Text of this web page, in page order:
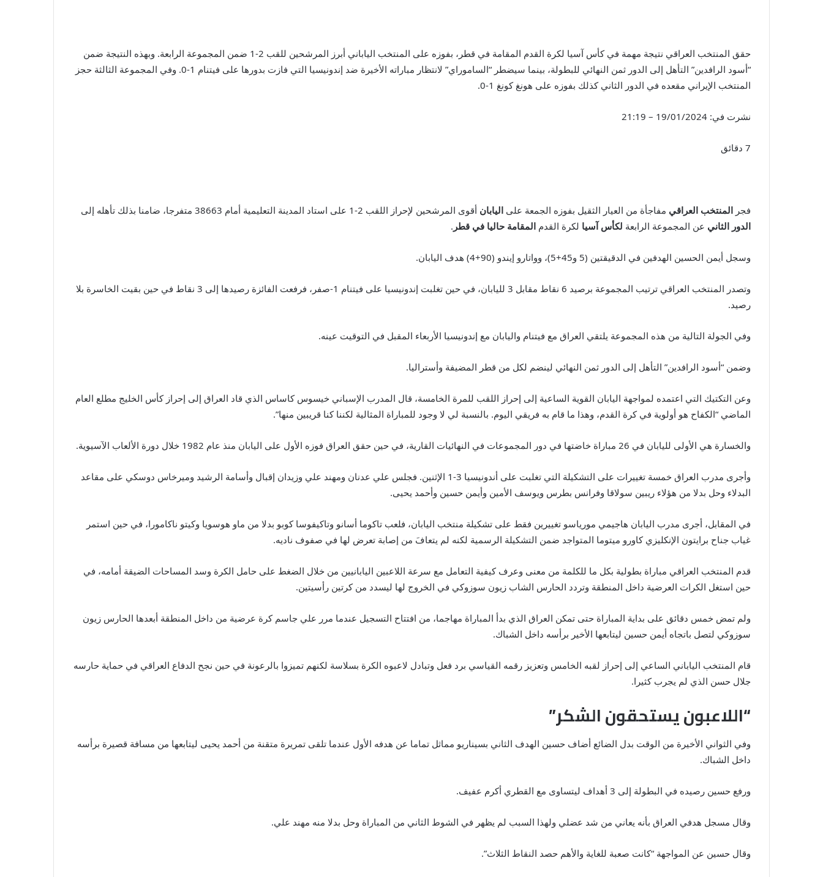
حقق المنتخب العراقي نتيجة مهمة في كأس آسيا لكرة القدم المقامة في قطر، بفوزه على المنتخب الياباني أبرز المرشحين للقب 2-1 ضمن المجموعة الرابعة. وبهذه النتيجة ضمن
“أسود الرافدين” التأهل إلى الدور ثمن النهائي للبطولة، بينما سيضطر “الساموراي” لانتظار مباراته الأخيرة ضد إندونيسيا التي فازت بدورها على فيتنام 1-0. وفي المجموعة الثالثة حجز
المنتخب الإيراني مقعده في الدور الثاني كذلك بفوزه على هونغ كونغ 1-0.
نشرت في: 19/01/2024 – 21:19
7 دقائق
فجر المنتخب العراقي مفاجأة من العيار الثقيل بفوزه الجمعة على اليابان أقوى المرشحين لإحراز اللقب 2-1 على استاد المدينة التعليمية أمام 38663 متفرجا، ضامنا بذلك تأهله إلى
الدور الثاني عن المجموعة الرابعة لكأس آسيا لكرة القدم المقامة حاليا في قطر .
وسجل أيمن الحسين الهدفين في الدقيقتين (5 و45+5)، وواتارو إيندو (90+4) هدف اليابان.
وتصدر المنتخب العراقي ترتيب المجموعة برصيد 6 نقاط مقابل 3 لليابان، في حين تغلبت إندونيسيا على فيتنام 1-صفر، فرفعت الفائزة رصيدها إلى 3 نقاط في حين بقيت الخاسرة بلا
رصيد.
وفي الجولة التالية من هذه المجموعة يلتقي العراق مع فيتنام واليابان مع إندونيسيا الأربعاء المقبل في التوقيت عينه.
وضمن “أسود الرافدين” التأهل إلى الدور ثمن النهائي لينضم لكل من قطر المضيفة وأستراليا.
وعن التكتيك التي اعتمده لمواجهة اليابان القوية الساعية إلى إحراز اللقب للمرة الخامسة، قال المدرب الإسباني خيسوس كاساس الذي قاد العراق إلى إحراز كأس الخليج مطلع العام
الماضي “الكفاح هو أولوية في كرة القدم، وهذا ما قام به فريقي اليوم. بالنسبة لي لا وجود للمباراة المثالية لكننا كنا قريبين منها”.
والخسارة هي الأولى لليابان في 26 مباراة خاضتها في دور المجموعات في النهائيات القارية، في حين حقق العراق فوزه الأول على اليابان منذ عام 1982 خلال دورة الألعاب الآسيوية.
وأجرى مدرب العراق خمسة تغييرات على التشكيلة التي تغلبت على أندونيسيا 3-1 الإثنين. فجلس علي عدنان ومهند علي وزيدان إقبال وأسامة الرشيد وميرخاس دوسكي على مقاعد
البدلاء وحل بدلا من هؤلاء ريبين سولاقا وفرانس بطرس ويوسف الأمين وأيمن حسين وأحمد يحيى.
في المقابل، أجرى مدرب اليابان هاجيمي مورياسو تغييرين فقط على تشكيلة منتخب اليابان، فلعب تاكوما أسانو وتاكيفوسا كوبو بدلا من ماو هوسويا وكيتو ناكامورا، في حين استمر
غياب جناح برايتون الإنكليزي كاورو ميتوما المتواجد ضمن التشكيلة الرسمية لكنه لم يتعافَ من إصابة تعرض لها في صفوف ناديه.
قدم المنتخب العراقي مباراة بطولية بكل ما للكلمة من معنى وعرف كيفية التعامل مع سرعة اللاعبين اليابانيين من خلال الضغط على حامل الكرة وسد المساحات الضيقة أمامه، في
حين استغل الكرات العرضية داخل المنطقة وتردد الحارس الشاب زيون سوزوكي في الخروج لها ليسدد من كرتين رأسيتين.
ولم تمض خمس دقائق على بداية المباراة حتى تمكن العراق الذي بدأ المباراة مهاجما، من افتتاح التسجيل عندما مرر علي جاسم كرة عرضية من داخل المنطقة أبعدها الحارس زيون
سوزوكي لتصل باتجاه أيمن حسين ليتابعها الأخير برأسه داخل الشباك.
قام المنتخب الياباني الساعي إلى إحراز لقبه الخامس وتعزيز رقمه القياسي برد فعل وتبادل لاعبوه الكرة بسلاسة لكنهم تميزوا بالرعونة في حين نجح الدفاع العراقي في حماية حارسه
جلال حسن الذي لم يجرب كثيرا.
“اللاعبون يستحقون الشكر”
وفي الثواني الأخيرة من الوقت بدل الضائع أضاف حسين الهدف الثاني بسيناريو مماثل تماما عن هدفه الأول عندما تلقى تمريرة متقنة من أحمد يحيى ليتابعها من مسافة قصيرة برأسه
داخل الشباك.
ورفع حسين رصيده في البطولة إلى 3 أهداف ليتساوى مع القطري أكرم عفيف.
وقال مسجل هدفي العراق بأنه يعاني من شد عضلي ولهذا السبب لم يظهر في الشوط الثاني من المباراة وحل بدلا منه مهند علي.
وقال حسين عن المواجهة “كانت صعبة للغاية والأهم حصد النقاط الثلاث”.